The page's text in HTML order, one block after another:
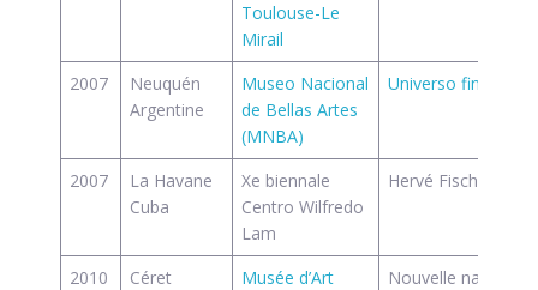
Toulouse-Le
Mirail
2007
Neuquén
Argentine
Museo Nacional
de Bellas Artes
(MNBA)
Universo financiero
2007
La Havane
Cuba
Xe biennale
Centro Wilfredo
Lam
Hervé Fischer
2010
Céret
Musée d’Art
Nouvelle nature